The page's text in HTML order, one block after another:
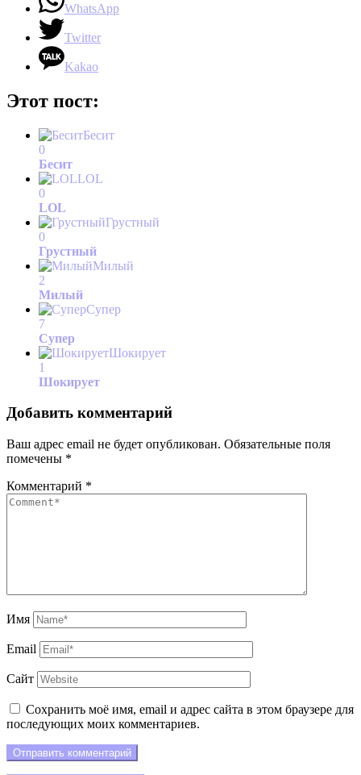
WhatsApp
Twitter
Kakao
Этот пост:
Бесит
0
Бесит
LOL
0
LOL
Грустный
0
Грустный
Милый
2
Милый
Супер
7
Супер
Шокирует
1
Шокирует
Добавить комментарий
Ваш адрес email не будет опубликован. Обязательные поля
помечены *
Комментарий *
Имя
Email
Сайт
Сохранить моё имя, email и адрес сайта в этом браузере для
последующих моих комментариев.
Отправить комментарий